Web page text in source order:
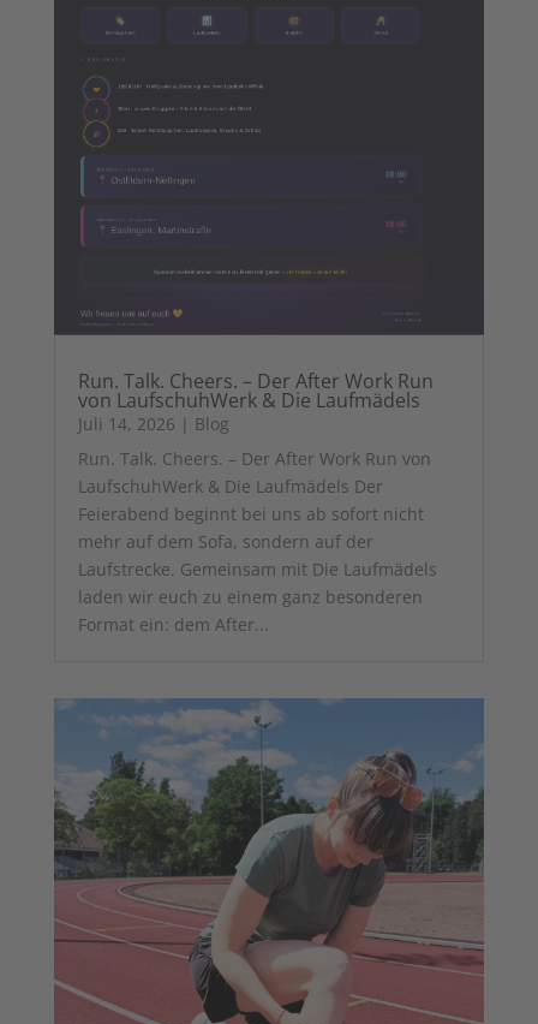
Run. Talk. Cheers. – Der After Work Run
von LaufschuhWerk & Die Laufmädels
Juli 14, 2026 | Blog
Run. Talk. Cheers. – Der After Work Run von
LaufschuhWerk & Die Laufmädels Der
Feierabend beginnt bei uns ab sofort nicht
mehr auf dem Sofa, sondern auf der
Laufstrecke. Gemeinsam mit Die Laufmädels
laden wir euch zu einem ganz besonderen
Format ein: dem After...